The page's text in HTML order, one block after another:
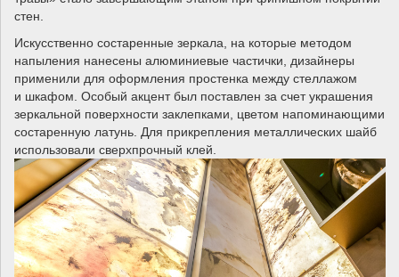
стен.
Искусственно состаренные зеркала, на которые методом
напыления нанесены алюминиевые частички, дизайнеры
применили для оформления простенка между стеллажом
и шкафом. Особый акцент был поставлен за счет украшения
зеркальной поверхности заклепками, цветом напоминающими
состаренную латунь. Для прикрепления металлических шайб
использовали сверхпрочный клей.